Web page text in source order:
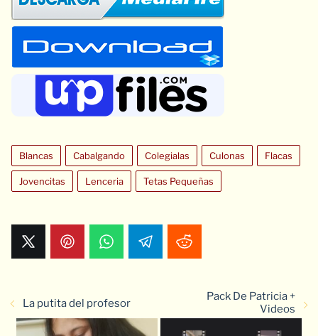
Blancas Cabalgando Colegialas Culonas Flacas
Jovencitas Lenceria Tetas Pequeñas
La putita del profesor
Pack De Patricia +
Videos